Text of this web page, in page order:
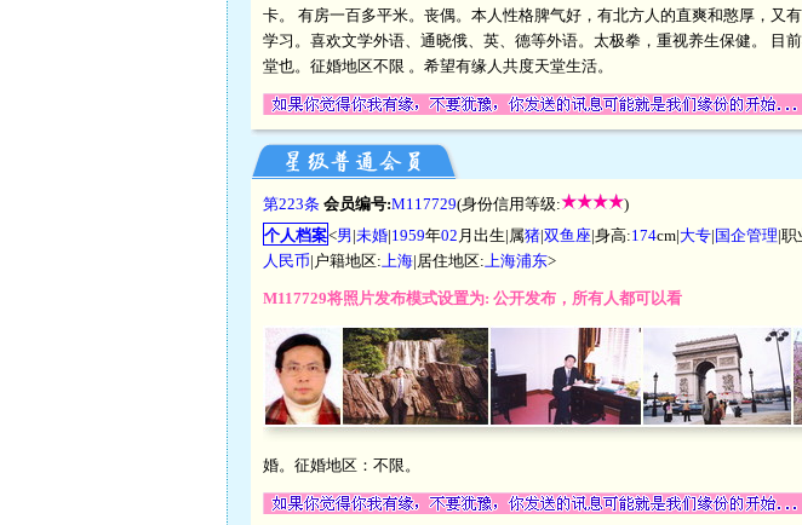
卡。 有房一百多平米。丧偶。本人性格脾气好，有北方人的直爽和憨厚，又
学习。喜欢文学外语、通晓俄、英、德等外语。太极拳，重视养生保健。 目
堂也。征婚地区不限 。希望有缘人共度天堂生活。
第223条 会员编号:M117729(身份信用等级:
)
个人档案<男|未婚|1959年02 月出生|属猪|双鱼座|身高:174cm|大专|国企管理|职
人民币|户籍地区: 上海|居住地区: 上海浦东>
M117729将照片发布模式设置为: 公开发布，所有人都可以看
婚。征婚地区：不限。